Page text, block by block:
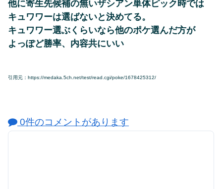
他に寄生先候補の無いザシアン単体ピック時では
キュワワーは選ばないと決めてる。
キュワワー選ぶくらいなら他のポケ選んだ方が
よっぽど勝率、内容共にいい
引用元：https://medaka.5ch.net/test/read.cgi/poke/1678425312/
0件のコメントがあります